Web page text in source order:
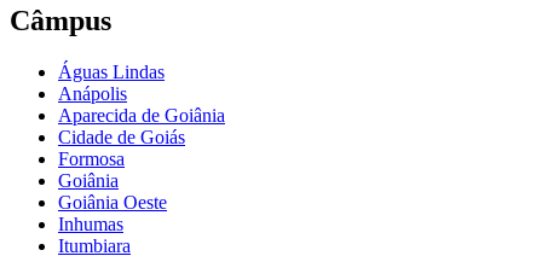
Câmpus
Águas Lindas
Anápolis
Aparecida de Goiânia
Cidade de Goiás
Formosa
Goiânia
Goiânia Oeste
Inhumas
Itumbiara